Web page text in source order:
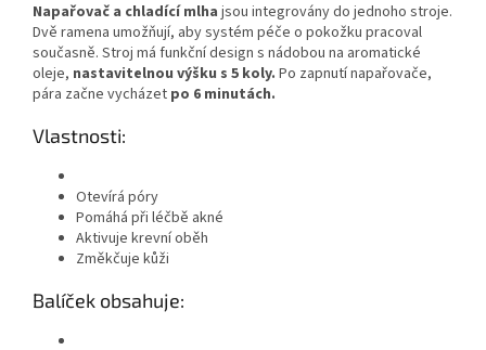
Napařovač a chladící mlha jsou integrovány do jednoho stroje.
Dvě ramena umožňují, aby systém péče o pokožku pracoval
současně. Stroj má funkční design s nádobou na aromatické
oleje, nastavitelnou výšku s 5 koly. Po zapnutí napařovače,
pára začne vycházet po 6 minutách.
Vlastnosti:
Otevírá póry
Pomáhá při léčbě akné
Aktivuje krevní oběh
Změkčuje kůži
Balíček obsahuje: